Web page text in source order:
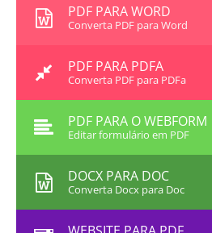
PDF PARA WORD
Converta PDF para Word
PDF PARA PDFA
Converta PDF para PDFa
PDF PARA O WEBFORM
Editar formulário em PDF
DOCX PARA DOC
Converta Docx para Doc